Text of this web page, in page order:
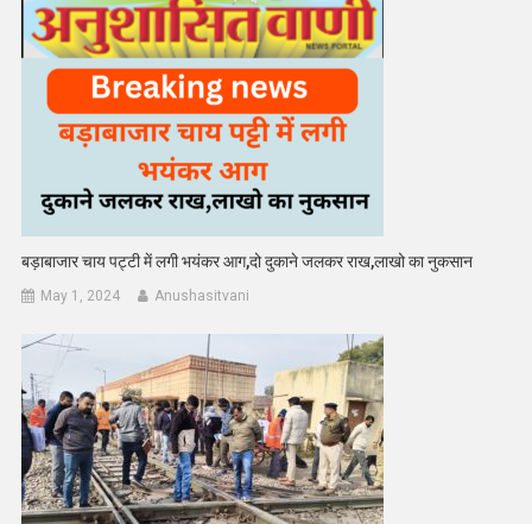
बड़ाबाजार चाय पट्टी में लगी भयंकर आग,दो दुकाने जलकर राख,लाखो का नुकसान
May 1, 2024 Anushasitvani